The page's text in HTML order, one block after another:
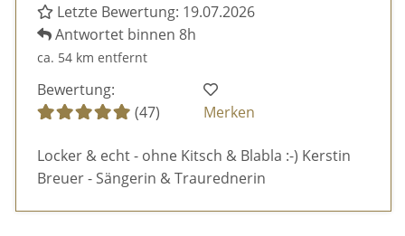
Letzte Bewertung: 19.07.2026
Antwortet binnen 8h
ca. 54 km entfernt
Bewertung:
(47)
Merken
Locker & echt - ohne Kitsch & Blabla :-) Kerstin
Breuer - Sängerin & Traurednerin